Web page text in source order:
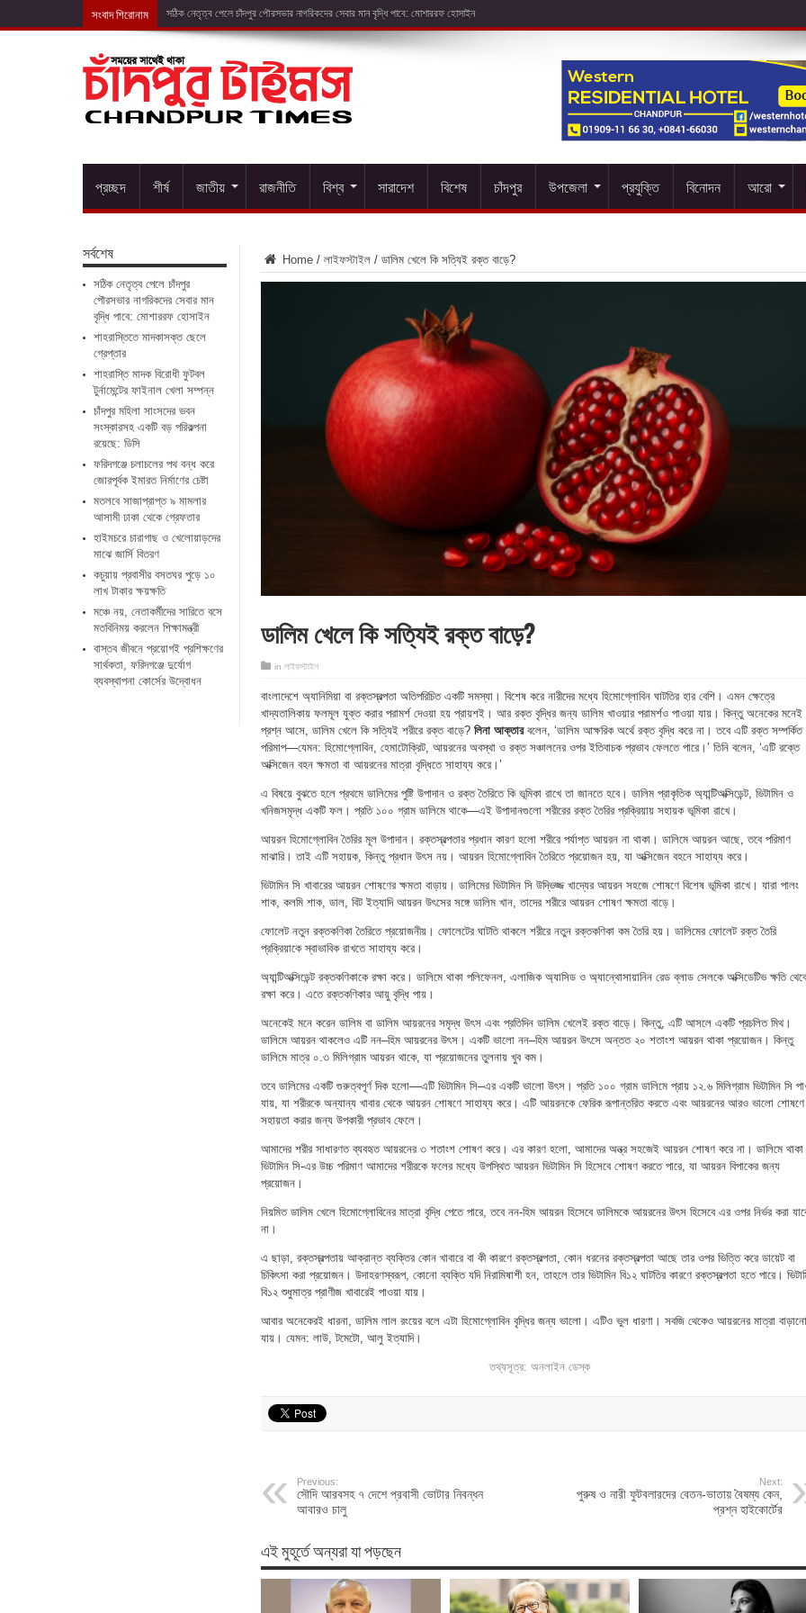
সংবাদ শিরোনাম শাহরাস্তিতে মাদক
প্রচ্ছদ শীর্ষ জাতীয় রাজনীতি বিশ্ব সারাদেশ বিশেষ চাঁদপুর উপজেলা প্রযুক্তি বিনোদন আরো
Home / লাইফস্টাইল / ডালিম খেলে কি সত্যিই রক্ত বাড়ে?
ডালিম খেলে কি সত্যিই রক্ত বাড়ে?
in লাইফস্টাইল
বাংলাদেশে অ্যানিমিয়া বা রক্তস্বল্পতা অতিপরিচিত একটি সমস্যা। বিশেষ করে নারীদের মধ্যে হিমোগ্লোবিন ঘাটতির হার বেশি। এমন ক্ষেত্রে
খাদ্যতালিকায় ফলমূল যুক্ত করার পরামর্শ দেওয়া হয় প্রায়শই। আর রক্ত বৃদ্ধির জন্য ডালিম খাওয়ার পরামর্শও পাওয়া যায়। কিন্তু অনেকের মনেই
প্রশ্ন আসে, ডালিম খেলে কি সত্যিই শরীরে রক্ত বাড়ে? লিনা আক্তারবলেন, ‘ডালিম আক্ষরিক অর্থে রক্ত বৃদ্ধি করে না। তবে এটি রক্ত সম্পর্কিত
পরিমাপ—যেমন: হিমোগ্লোবিন, হেমাটোক্রিট, আয়রনের অবস্থা ও রক্ত সঞ্চালনের ওপর ইতিবাচক প্রভাব ফেলতে পারে।’ তিনি বলেন, ‘এটি রক্তে
অক্সিজেন বহন ক্ষমতা বা আয়রনের মাত্রা বৃদ্ধিতে সাহায্য করে।’
এ বিষয়ে বুঝতে হলে প্রথমে ডালিমের পুষ্টি উপাদান ও রক্ত তৈরিতে কি ভূমিকা রাখে তা জানতে হবে। ডালিম প্রাকৃতিক অ্যান্টিঅক্সিডেন্ট, ভিটামিন ও
খনিজসমৃদ্ধ একটি ফল। প্রতি ১০০ গ্রাম ডালিমে থাকে—এই উপাদানগুলো শরীরের রক্ত তৈরির প্রক্রিয়ায় সহায়ক ভূমিকা রাখে।
আয়রন হিমোগ্লোবিন তৈরির মূল উপাদান। রক্তস্বল্পতার প্রধান কারণ হলো শরীরে পর্যাপ্ত আয়রন না থাকা। ডালিমে আয়রন আছে, তবে পরিমাণ
মাঝারি। তাই এটি সহায়ক, কিন্তু প্রধান উৎস নয়। আয়রন হিমোগ্লোবিন তৈরিতে প্রয়োজন হয়, যা অক্সিজেন বহনে সাহায্য করে।
ভিটামিন সি খাবারের আয়রন শোষণের ক্ষমতা বাড়ায়। ডালিমের ভিটামিন সি উদ্ভিজ্জ খাদ্যের আয়রন সহজে শোষণে বিশেষ ভূমিকা রাখে। যারা পালং
শাক, কলমি শাক, ডাল, বিট ইত্যাদি আয়রন উৎসের সঙ্গে ডালিম খান, তাদের শরীরে আয়রন শোষণ ক্ষমতা বাড়ে।
ফোলেট নতুন রক্তকণিকা তৈরিতে প্রয়োজনীয়। ফোলেটের ঘাটতি থাকলে শরীরে নতুন রক্তকণিকা কম তৈরি হয়। ডালিমের ফোলেট রক্ত তৈরি
প্রক্রিয়াকে স্বাভাবিক রাখতে সাহায্য করে।
অ্যান্টিঅক্সিডেন্ট রক্তকণিকাকে রক্ষা করে। ডালিমে থাকা পলিফেনল, এলাজিক অ্যাসিড ও অ্যান্থোসায়ানিন রেড ব্লাড সেলকে অক্সিডেটিভ ক্ষতি
রক্ষা করে। এতে রক্তকণিকার আয়ু বৃদ্ধি পায়।
অনেকেই মনে করেন ডালিম বা ডালিম আয়রনের সমৃদ্ধ উৎস এবং প্রতিদিন ডালিম খেলেই রক্ত বাড়ে। কিন্তু, এটি আসলে একটি প্রচলিত মিথ।
ডালিমে আয়রন থাকলেও এটি নন–হিম আয়রনের উৎস। একটি ভালো নন–হিম আয়রন উৎসে অন্তত ২০ শতাংশ আয়রন থাকা প্রয়োজন। কিন্তু
ডালিমে মাত্র ০.৩ মিলিগ্রাম আয়রন থাকে, যা প্রয়োজনের তুলনায় খুব কম।
তবে ডালিমের একটি গুরুত্বপূর্ণ দিক হলো—এটি ভিটামিন সি–এর একটি ভালো উৎস। প্রতি ১০০ গ্রাম ডালিমে প্রায় ১২.৬ মিলিগ্রাম ভিটামিন সি
যায়, যা শরীরকে অন্যান্য খাবার থেকে আয়রন শোষণে সাহায্য করে। এটি আয়রনকে ফেরিক রূপান্তরিত করতে এবং আয়রনের আরও ভালো শোষণে
সহায়তা করার জন্য উপকারী প্রভাব ফেলে।
আমাদের শরীর সাধারণত ব্যবহৃত আয়রনের ৩ শতাংশ শোষণ করে। এর কারণ হলো, আমাদের অন্ত্র সহজেই আয়রন শোষণ করে না। ডালিমে থাকা
ভিটামিন সি-এর উচ্চ পরিমাণ আমাদের শরীরকে ফলের মধ্যে উপস্থিত আয়রন ভিটামিন সি হিসেবে শোষণ করতে পারে, যা আয়রন বিপাকের জন্য
প্রয়োজন।
নিয়মিত ডালিম খেলে হিমোগ্লোবিনের মাত্রা বৃদ্ধি পেতে পারে, তবে নন-হিম আয়রন হিসেবে ডালিমকে আয়রনের উৎস হিসেবে এর ওপর নির্ভর করা
না।
এ ছাড়া, রক্তস্বল্পতায় আক্রান্ত ব্যক্তির কোন খাবারে বা কী কারণে রক্তস্বল্পতা, কোন ধরনের রক্তস্বল্পতা আছে তার ওপর ভিত্তি করে ডায়েট বা
চিকিৎসা করা প্রয়োজন। উদাহরণস্বরূপ, কোনো ব্যক্তি যদি নিরামিষাশী হন, তাহলে তার ভিটামিন বি১২ ঘাটতির কারণে রক্তস্বল্পতা হতে পারে।
বি১২ শুধুমাত্র প্রাণীজ খাবারেই পাওয়া যায়।
আবার অনেকেরই ধারনা, ডালিম লাল রংয়ের বলে এটা হিমোগ্লোবিন বৃদ্ধির জন্য ভালো। এটিও ভুল ধারণা। সবজি থেকেও আয়রনের মাত্রা বাড়ানো
যায়। যেমন: লাউ, টমেটো, আলু ইত্যাদি।
তথ্যসূত্র: অনলাইন ডেস্ক
Previous:
সৌদি আরবসহ ৭ দেশে প্রবাসী ভোটার নিবন্ধন
আবারও চালু
Next:
পুরুষ ও নারী ফুটবলারদের বেতন-ভাতায় বৈষম্য কেন,
প্রশ্ন হাইকোর্টের
এই মুহূর্তে অন্যরা যা পড়ছেন
সর্বশেষ
সঠিক নেতৃত্ব পেলে চাঁদপুর
পৌরসভার নাগরিকদের সেবার মান
বৃদ্ধি পাবে: মোশাররফ হোসাইন
শাহরাস্তিতে মাদকাসক্ত ছেলে
গ্রেপ্তার
শাহরাস্তি মাদক বিরোধী ফুটবল
টুর্নামেন্টের ফাইনাল খেলা সম্পন্ন
চাঁদপুর মহিলা সাংসদের ভবন
সংস্কারসহ একটি বড় পরিকল্পনা
রয়েছে: ডিসি
ফরিদগঞ্জে চলাচলের পথ বন্ধ করে
জোরপূর্বক ইমারত নির্মাণের চেষ্টা
মতলবে সাজাপ্রাপ্ত ৯ মামলার
আসামী ঢাকা থেকে গ্রেফতার
হাইমচরে চারাগাছ ও খেলোয়াড়দের
মাঝে জার্সি বিতরণ
কচুয়ায় প্রবাসীর বসতঘর পুড়ে ১০
লাখ টাকার ক্ষয়ক্ষতি
মঞ্চে নয়, নেতাকর্মীদের সারিতে বসে
মতবিনিময় করলেন শিক্ষামন্ত্রী
​বাস্তব জীবনে প্রয়োগই প্রশিক্ষণের
সার্থকতা, ফরিদগঞ্জে দুর্যোগ
ব্যবস্থাপনা কোর্সের উদ্বোধন